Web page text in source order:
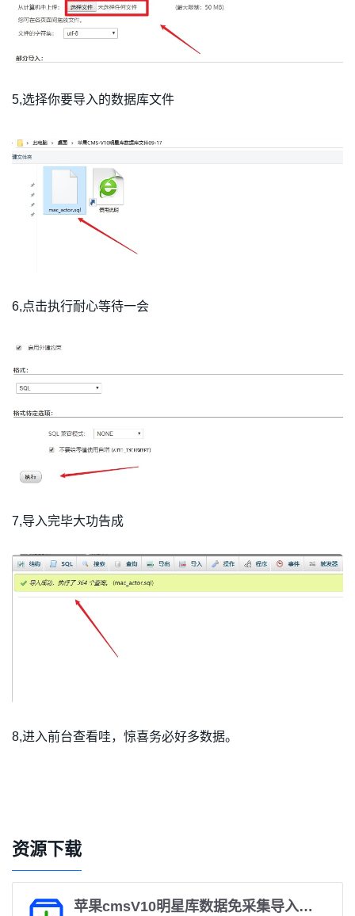
5,选择你要导入的数据库文件
6,点击执行耐心等待一会
7,导入完毕大功告成
8,进入前台查看哇，惊喜务必好多数据。
资源下载
苹果cmsV10明星库数据免采集导入即用下载